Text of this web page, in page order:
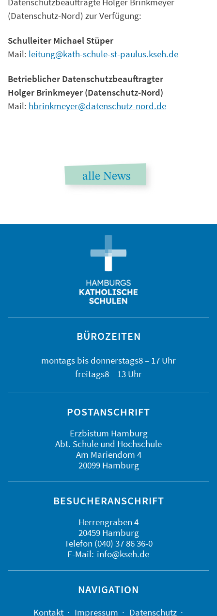
(Datenschutz-Nord) zur Verfügung:
Schulleiter Michael Stüper
Mail: leitung@kath-schule-st-paulus.kseh.de
Betrieblicher Datenschutzbeauftragter
Holger Brinkmeyer (Datenschutz-Nord)
Mail: hbrinkmeyer@datenschutz-nord.de
alle News
BÜROZEITEN
montags bis donnerstags8 – 17 Uhr
freitags8 – 13 Uhr
POSTANSCHRIFT
Erzbistum Hamburg
Abt. Schule und Hochschule
Am Mariendom 4
20099 Hamburg
BESUCHERANSCHRIFT
Herrengraben 4
20459 Hamburg
Telefon (040) 37 86 36-0
E-Mail: info@kseh.de
NAVIGATION
Kontakt Impressum Datenschutz